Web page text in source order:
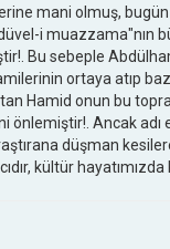
mani olmuş,
i muazzama"nın
Bu sebeple
ortaya atıp
Hamid onun bu
önlemiştir!. Ancak adı
düşman
kültür